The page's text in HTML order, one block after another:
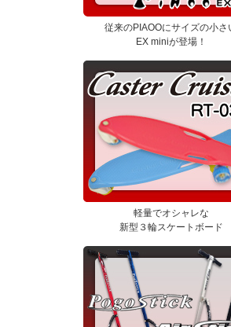
従来のPIAOOにサイズの小さ
EX miniが登場！
軽量でオシャレな
新型３輪スケートボード